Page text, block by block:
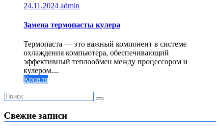
24.11.2024 admin
Замена термопасты кулера
Термопаста — это важный компонент в системе
охлаждения компьютера, обеспечивающий
эффективный теплообмен между процессором и
кулером....
Кровля
Свежие записи